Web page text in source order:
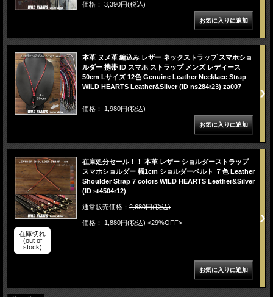
価格： 3,390円(税込)
本革 ヌメ革 編込み レザー ネックストラップ スマホショ
ルダー 携帯 ID スマホ ストラップ メンズ レディース
50cm Lサイズ 12色 Genuine Leather Necklace Strap
WILD HEARTS Leather&Silver (ID ns284r23) za007
価格： 1,980円(税込)
在庫処分セール！！ 本革 レザー ショルダーストラップ
スマホショルダー 幅1cm ショルダーベルト ７色 Leather
Shoulder Strap 7 colors WILD HEARTS Leather&Silver
(ID st4504r12)
通常販売価格： 2,680円(税込)
価格： 1,880円(税込) <29%OFF>
在庫切れ
(out of
stock)